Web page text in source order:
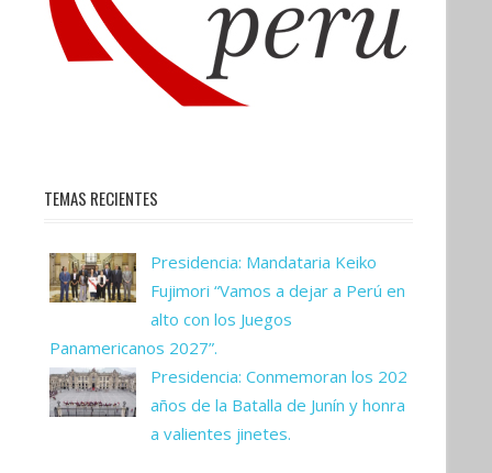
TEMAS RECIENTES
Presidencia: Mandataria Keiko
Fujimori “Vamos a dejar a Perú en
alto con los Juegos
Panamericanos 2027”.
Presidencia: Conmemoran los 202
años de la Batalla de Junín y honra
a valientes jinetes.